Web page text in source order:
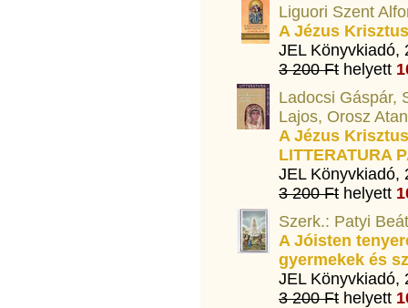
Liguori Szent
A Jézus
JEL Könyvkiadó,
3 200 Ft helyett
Ladocsi Gáspár,
Lajos, Orosz
A Jézus
LITTERATURA
JEL Könyvkiadó,
3 200 Ft helyett
Szerk.: Patyi
A Jóisten
gyermekek és
JEL Könyvkiadó,
3 200 Ft helyett